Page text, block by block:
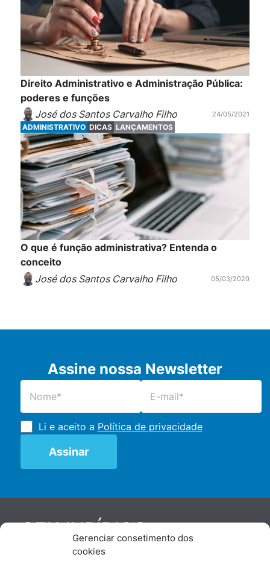
Gerenciar consetimento dos
cookies
Direito Administrativo e Administração Pública:
poderes e funções
José dos Santos Carvalho Filho
24/05/2021
ADMINISTRATIVO DICAS LANÇAMENTOS
O que é função administrativa? Entenda o
conceito
José dos Santos Carvalho Filho
05/03/2020
Assine nossa Newsletter
Li e aceito a Política de privacidade
GENJURÍDICO
De maneira independente, os autores e